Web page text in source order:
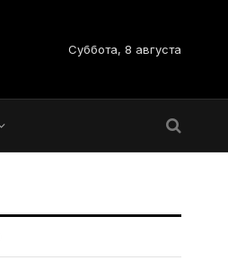
Суббота, 8 августа